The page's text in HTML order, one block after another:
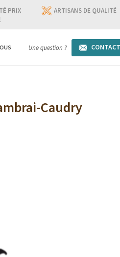
PRIX
ARTISANS DE QUALITÉ
Une question ?
Caudry